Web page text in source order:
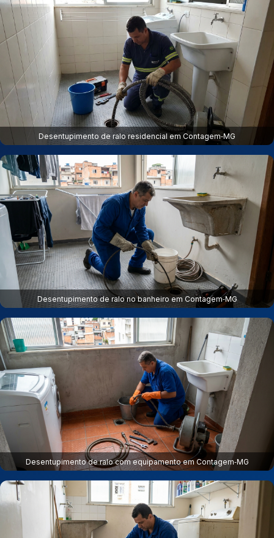
Desentupimento de ralo residencial em Contagem‑MG
Desentupimento de ralo no banheiro em Contagem‑MG
Desentupimento de ralo com equipamento em Contagem‑MG